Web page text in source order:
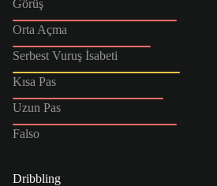
Görüş
Orta Açma
Serbest Vuruş İsabeti
Kısa Pas
Uzun Pas
Falso
Dribbling